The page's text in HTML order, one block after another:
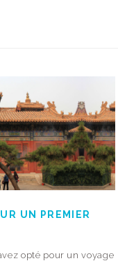
UN PREMIER
opté pour un voyage